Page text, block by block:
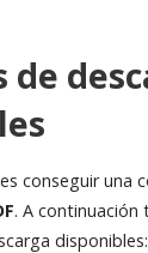
de
conseguir una
. A
disponibles: